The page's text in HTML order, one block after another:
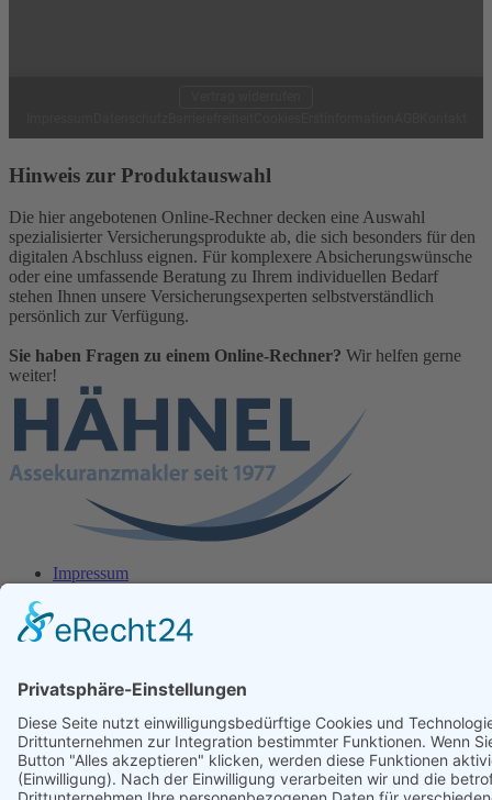
Hinweis zur Produktauswahl
Die hier angebotenen Online-Rechner decken eine Auswahl
spezialisierter Versicherungsprodukte ab, die sich besonders für den
digitalen Abschluss eignen. Für komplexere Absicherungswünsche
oder eine umfassende Beratung zu Ihrem individuellen Bedarf
stehen Ihnen unsere Versicherungsexperten selbstverständlich
persönlich zur Verfügung.
Sie haben Fragen zu einem Online-Rechner? Wir helfen gerne
weiter!
Impressum
Kontakt
Hähnel Assekuranzmakler Copyright ©
Konzept- und Werbeagentur